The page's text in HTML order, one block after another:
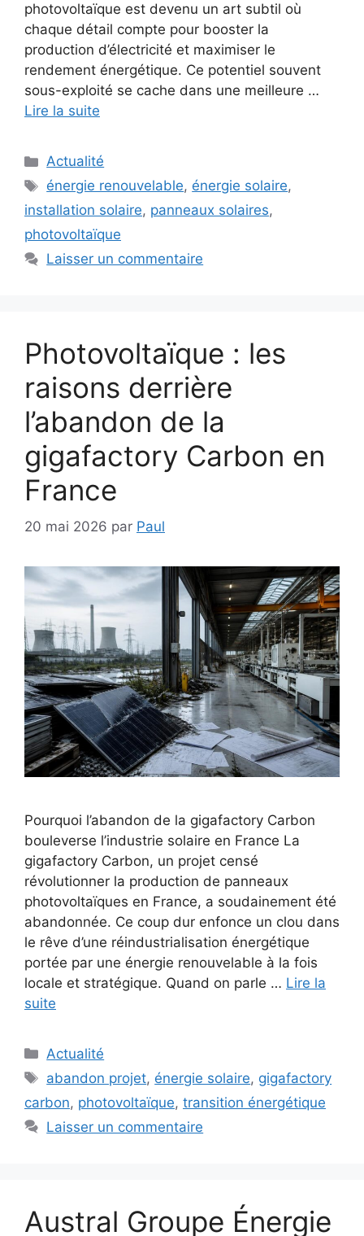
photovoltaïque est devenu un art subtil où
chaque détail compte pour booster la
production d’électricité et maximiser le
rendement énergétique. Ce potentiel souvent
sous-exploité se cache dans une meilleure …
Lire la suite
Catégories
Actualité
Étiquettes
énergie renouvelable, énergie solaire,
installation solaire, panneaux solaires,
photovoltaïque
Laisser un commentaire
Photovoltaïque : les
raisons derrière
l’abandon de la
gigafactory Carbon en
France
20 mai 2026 par Paul
Pourquoi l’abandon de la gigafactory Carbon
bouleverse l’industrie solaire en France La
gigafactory Carbon, un projet censé
révolutionner la production de panneaux
photovoltaïques en France, a soudainement été
abandonnée. Ce coup dur enfonce un clou dans
le rêve d’une réindustrialisation énergétique
portée par une énergie renouvelable à la fois
locale et stratégique. Quand on parle … Lire la
suite
Catégories
Actualité
Étiquettes
abandon projet, énergie solaire, gigafactory
carbon, photovoltaïque, transition énergétique
Laisser un commentaire
Austral Groupe Énergie